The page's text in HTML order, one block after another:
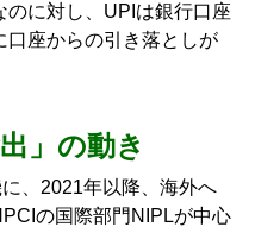
に対し、UPIは銀行口座
口座からの引き落としが
」の動き
、2021年以降、海外へ
の国際部門NIPLが中心